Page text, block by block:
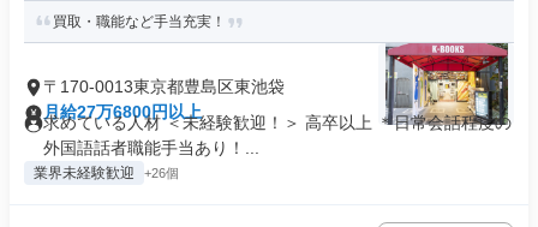
買取・職能など手当充実！
〒170-0013東京都豊島区東池袋
月給27万6800円以上
求めている人材 ＜未経験歓迎！＞ 高卒以上 ＊日常会話程度の
外国語話者職能手当あり！...
業界未経験歓迎 +26個